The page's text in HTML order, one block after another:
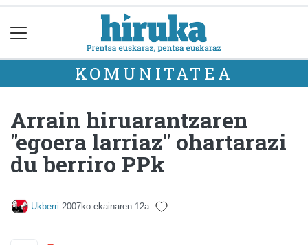
KOMUNITATEA
Arrain hiruarantzaren
"egoera larriaz" ohartarazi
du berriro PPk
Ukberri 2007ko ekainaren 12a